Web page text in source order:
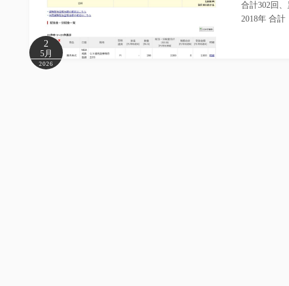
2
5月
2026
合計302回
2018年 合